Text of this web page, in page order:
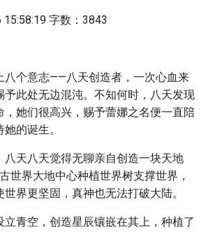
字数：3843
八个意志——八天创造者，一次心血来
予此处无边混沌。不知何时，八天发现
，她们很高兴，赐予蕾娜之名便一直陪
的诞生。
八天八天觉得无聊亲自创造一块天地
世界大地中心种植世界树支撑世界，
界更坚固，真神也无法打破大陆。
立青空，创造星辰镶嵌在其上，种植了